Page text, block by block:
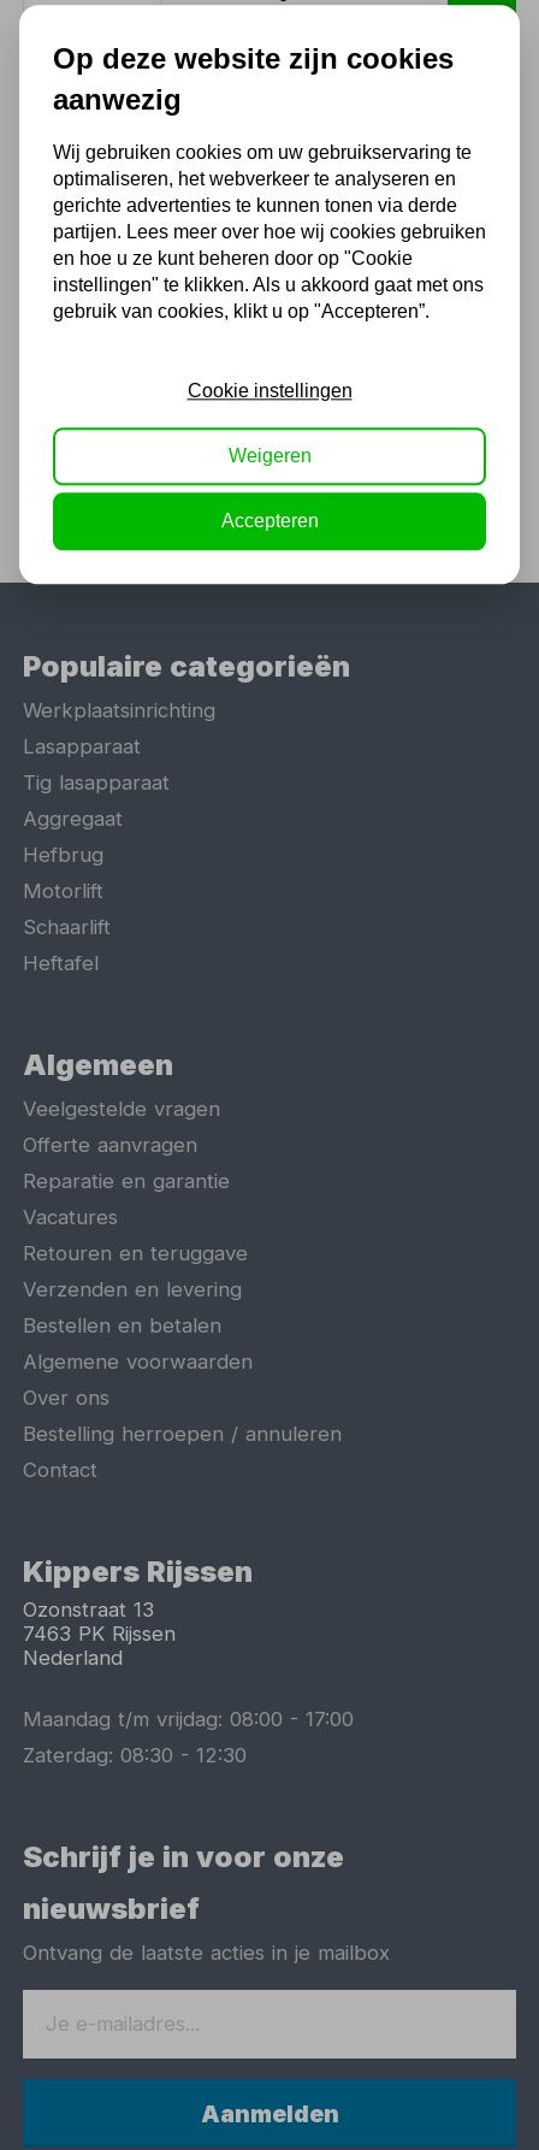
1.438,69
1.189,00 excl. BTW
Shamal Compressor
3pk/400/150 400v
1.293,49
1.069,00 excl. BTW
Populaire categorieën
Werkplaatsinrichting
Lasapparaat
Tig lasapparaat
Aggregaat
Hefbrug
Motorlift
Schaarlift
Heftafel
Algemeen
Veelgestelde vragen
Offerte aanvragen
Reparatie en garantie
Vacatures
Retouren en teruggave
Verzenden en levering
Bestellen en betalen
Algemene voorwaarden
Over ons
Bestelling herroepen / annuleren
Contact
Kippers Rijssen
Ozonstraat 13
7463 PK Rijssen
Nederland
Maandag t/m vrijdag:08:00 -17:00
Zaterdag:08:30 -12:30
Schrijf je in voor onze
nieuwsbrief
Ontvang de laatste acties in je mailbox
Aanmelden
Op deze website zijn cookies
aanwezig
Wij gebruiken cookies om uw gebruikservaring te
optimaliseren, het webverkeer te analyseren en
gerichte advertenties te kunnen tonen via derde
partijen. Lees meer over hoe wij cookies gebruiken
en hoe u ze kunt beheren door op "Cookie
instellingen" te klikken. Als u akkoord gaat met ons
gebruik van cookies, klikt u op "Accepteren”.
Cookie instellingen
Weigeren
Accepteren